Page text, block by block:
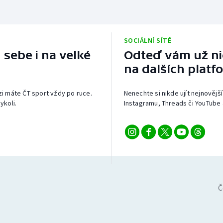
i na velké
máte ČT sport vždy po ruce.
SOCIÁLNÍ SÍTĚ
Odteď vám už
na dalších
Nenechte si nikde ujít
Instagramu, Threads či